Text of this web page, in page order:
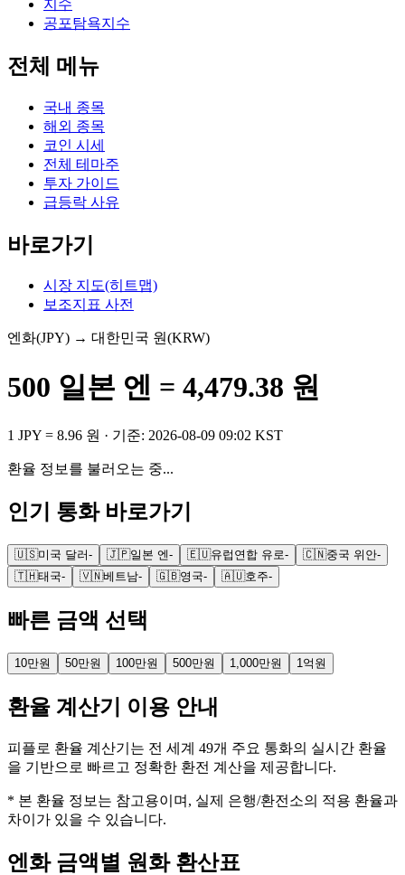
지수
공포탐욕지수
전체 메뉴
국내 종목
해외 종목
코인 시세
전체 테마주
투자 가이드
급등락 사유
바로가기
시장 지도(히트맵)
보조지표 사전
엔화(JPY) → 대한민국 원(KRW)
500 일본 엔 = 4,479.38 원
1 JPY = 8.96 원 · 기준: 2026-08-09 09:02 KST
환율 정보를 불러오는 중...
인기 통화 바로가기
🇺🇸미국 달러- 🇯🇵일본 엔- 🇪🇺유럽연합 유로- 🇨🇳중국 위안-
🇹🇭태국- 🇻🇳베트남- 🇬🇧영국- 🇦🇺호주-
빠른 금액 선택
10만원 50만원 100만원 500만원 1,000만원 1억원
환율 계산기 이용 안내
피플로 환율 계산기는 전 세계 49개 주요 통화의 실시간 환율
을 기반으로 빠르고 정확한 환전 계산을 제공합니다.
* 본 환율 정보는 참고용이며, 실제 은행/환전소의 적용 환율과
차이가 있을 수 있습니다.
엔화 금액별 원화 환산표